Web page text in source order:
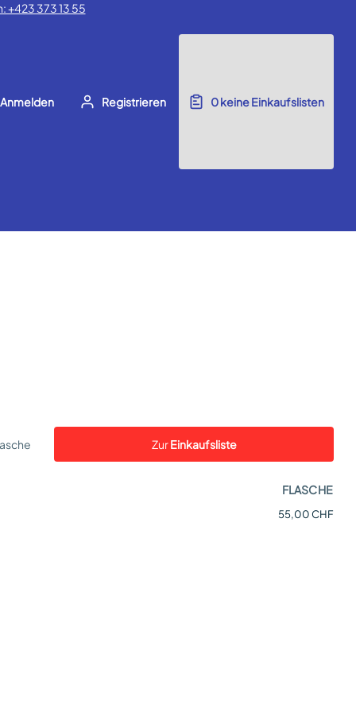
+423 373 13 55
Anmelden Registrieren 0keine Einkaufslisten
ZurEinkaufsliste
FLASCHE
55,00 CHF